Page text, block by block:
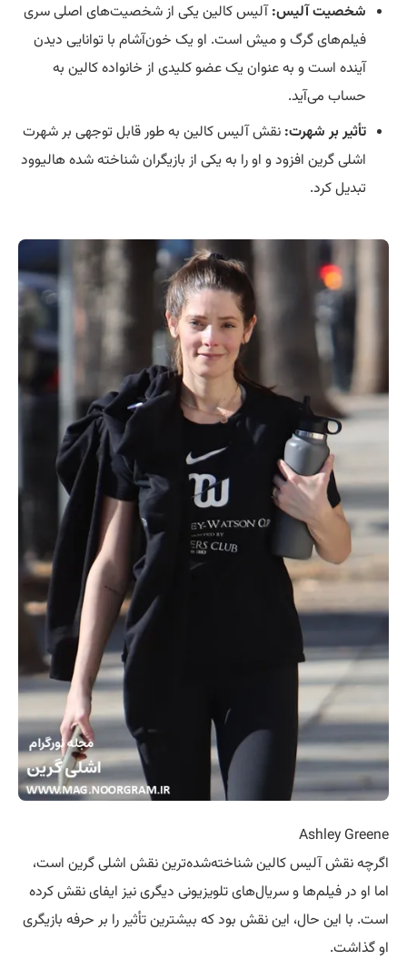
شخصیت آلیس:آلیس کالین یکی از شخصیت‌های اصلی سری
فیلم‌های گرگ و میش است. او یک خون‌آشام با توانایی دیدن
آینده است و به عنوان یک عضو کلیدی از خانواده کالین به
حساب می‌آید.
تأثیر بر شهرت: نقش آلیس کالین به طور قابل توجهی بر شهرت
اشلی گرین افزود و او را به یکی از بازیگران شناخته شده هالیوود
تبدیل کرد.
Ashley Greene
اگرچه نقش آلیس کالین شناخته‌شده‌ترین نقش اشلی گرین است،
اما او در فیلم‌ها و سریال‌های تلویزیونی دیگری نیز ایفای نقش کرده
است. با این حال، این نقش بود که بیشترین تأثیر را بر حرفه بازیگری
او گذاشت.